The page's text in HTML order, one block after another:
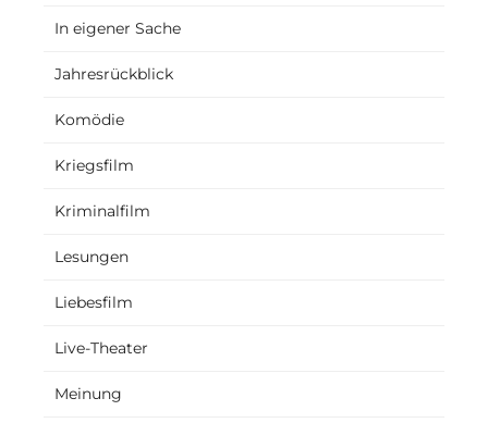
In eigener Sache
Jahresrückblick
Komödie
Kriegsfilm
Kriminalfilm
Lesungen
Liebesfilm
Live-Theater
Meinung